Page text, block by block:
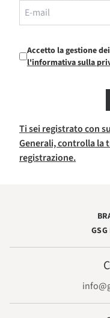
Accetto la gestione
l'informativa sulla
Ti sei registrato con
Generali, controlla la
registrazione.